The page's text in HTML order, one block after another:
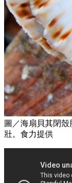
圖／海扇貝其閉
壯。食力提供